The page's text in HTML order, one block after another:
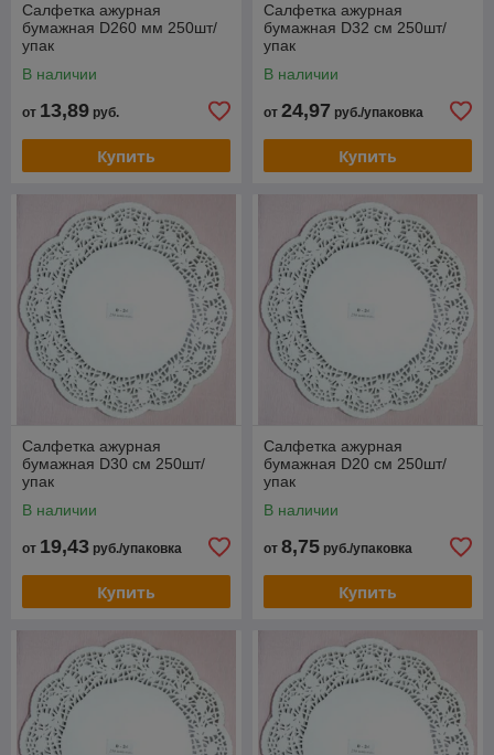
Салфетка ажурная
бумажная D260 мм 250шт/
упак
В наличии
от 13,89 руб.
Купить
Салфетка ажурная
бумажная D32 см 250шт/
упак
В наличии
от 24,97 руб./упаковка
Купить
Салфетка ажурная
бумажная D30 см 250шт/
упак
В наличии
от 19,43 руб./упаковка
Купить
Салфетка ажурная
бумажная D20 см 250шт/
упак
В наличии
от 8,75 руб./упаковка
Купить